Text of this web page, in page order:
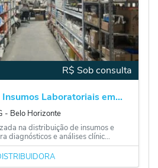
R$ Sob consulta
Laboratoriais em...
‐ Belo Horizonte
na distribuição de insumos e
diagnósticos e análises clínic...